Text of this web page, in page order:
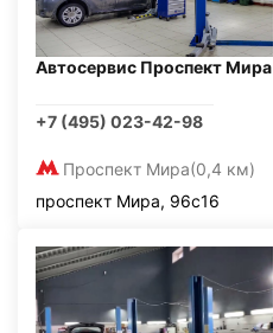
Автосервис Проспект Мира
+7 (495) 023-42-98
Проспект Мира(0,4 км)
проспект Мира, 96с16